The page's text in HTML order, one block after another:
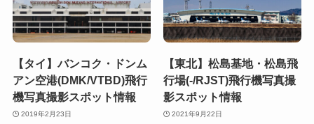
【タイ】バンコク・ドンム
アン空港(DMK/VTBD)飛行
機写真撮影スポット情報
2019年2月23日
【東北】松島基地・松島飛
行場(-/RJST)飛行機写真撮
影スポット情報
2021年9月22日